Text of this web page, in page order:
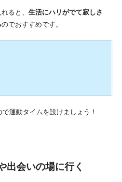
ると、 生活にハリがでて寂しさ
のでおすすめです。
運動タイムを設けましょう！
出会いの場に行く